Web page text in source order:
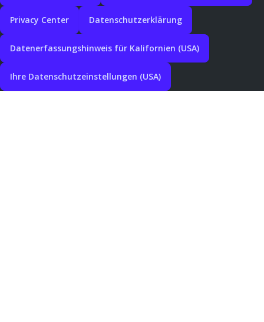
Privacy Center Datenschutzerklärung
Datenerfassungshinweis für Kalifornien (USA)
Ihre Datenschutzeinstellungen (USA)